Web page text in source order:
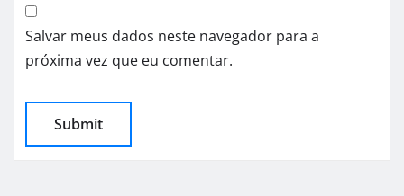
Salvar meus dados neste navegador para a
próxima vez que eu comentar.